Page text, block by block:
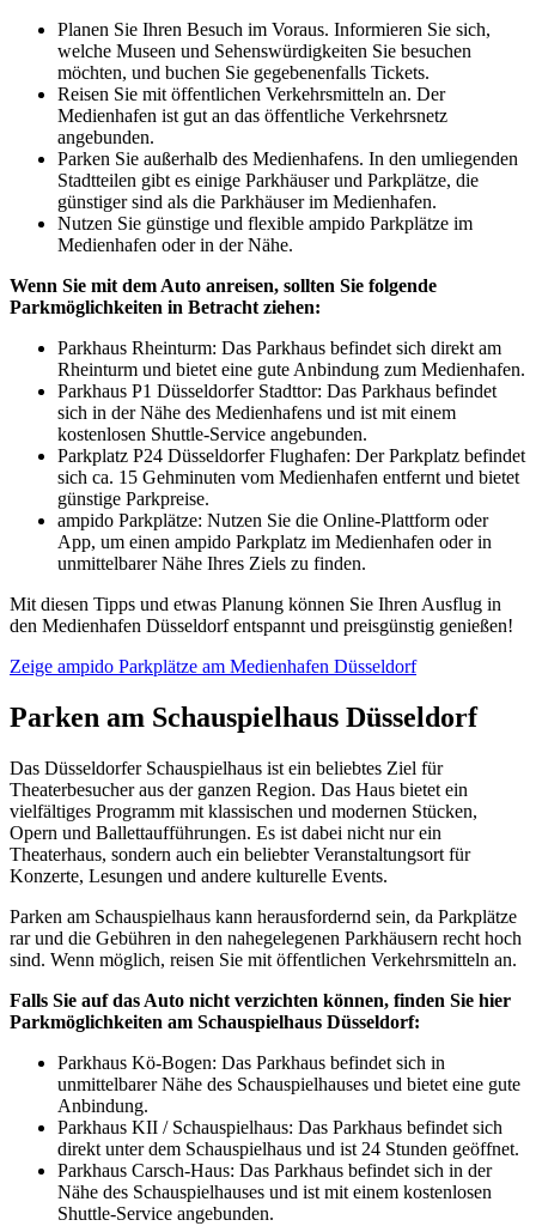
Planen Sie Ihren Besuch im Voraus. Informieren Sie sich,
welche Museen und Sehenswürdigkeiten Sie besuchen
möchten, und buchen Sie gegebenenfalls Tickets.
Reisen Sie mit öffentlichen Verkehrsmitteln an. Der
Medienhafen ist gut an das öffentliche Verkehrsnetz
angebunden.
Parken Sie außerhalb des Medienhafens. In den umliegenden
Stadtteilen gibt es einige Parkhäuser und Parkplätze, die
günstiger sind als die Parkhäuser im Medienhafen.
Nutzen Sie günstige und flexible ampido Parkplätze im
Medienhafen oder in der Nähe.
Wenn Sie mit dem Auto anreisen, sollten Sie folgende
Parkmöglichkeiten in Betracht ziehen:
Parkhaus Rheinturm: Das Parkhaus befindet sich direkt am
Rheinturm und bietet eine gute Anbindung zum Medienhafen.
Parkhaus P1 Düsseldorfer Stadttor: Das Parkhaus befindet
sich in der Nähe des Medienhafens und ist mit einem
kostenlosen Shuttle-Service angebunden.
Parkplatz P24 Düsseldorfer Flughafen: Der Parkplatz befindet
sich ca. 15 Gehminuten vom Medienhafen entfernt und bietet
günstige Parkpreise.
ampido Parkplätze: Nutzen Sie die Online-Plattform oder
App, um einen ampido Parkplatz im Medienhafen oder in
unmittelbarer Nähe Ihres Ziels zu finden.
Mit diesen Tipps und etwas Planung können Sie Ihren Ausflug in
den Medienhafen Düsseldorf entspannt und preisgünstig genießen!
Zeige ampido Parkplätze am Medienhafen Düsseldorf
Parken am Schauspielhaus Düsseldorf
Das Düsseldorfer Schauspielhaus ist ein beliebtes Ziel für
Theaterbesucher aus der ganzen Region. Das Haus bietet ein
vielfältiges Programm mit klassischen und modernen Stücken,
Opern und Ballettaufführungen. Es ist dabei nicht nur ein
Theaterhaus, sondern auch ein beliebter Veranstaltungsort für
Konzerte, Lesungen und andere kulturelle Events.
Parken am Schauspielhaus kann herausfordernd sein, da Parkplätze
rar und die Gebühren in den nahegelegenen Parkhäusern recht hoch
sind. Wenn möglich, reisen Sie mit öffentlichen Verkehrsmitteln an.
Falls Sie auf das Auto nicht verzichten können, finden Sie hier
Parkmöglichkeiten am Schauspielhaus Düsseldorf:
Parkhaus Kö-Bogen: Das Parkhaus befindet sich in
unmittelbarer Nähe des Schauspielhauses und bietet eine gute
Anbindung.
Parkhaus KII / Schauspielhaus: Das Parkhaus befindet sich
direkt unter dem Schauspielhaus und ist 24 Stunden geöffnet.
Parkhaus Carsch-Haus: Das Parkhaus befindet sich in der
Nähe des Schauspielhauses und ist mit einem kostenlosen
Shuttle-Service angebunden.